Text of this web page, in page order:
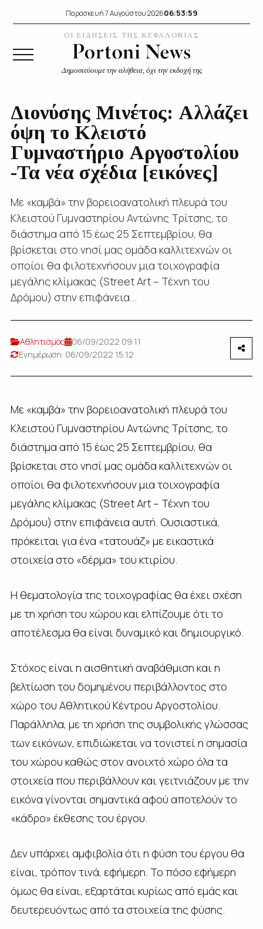
Παρασκευή 7 Αυγούστου 202606:54:00
ΟΙ ΕΙΔΗΣΕΙΣ ΤΗΣ ΚΕΦΑΛΟΝΙΑΣ
Δημοσιεύουμε την αλήθεια, όχι την εκδοχή της
Διονύσης Μινέτος: Αλλάζει
όψη το Κλειστό
Γυμναστήριο Αργοστολίου
-Τα νέα σχέδια [εικόνες]
Με «καμβά» την βορειοανατολική πλευρά του
Κλειστού Γυμναστηρίου Αντώνης Τρίτσης, το
διάστημα από 15 έως 25 Σεπτεμβρίου, θα
βρίσκεται στο νησί μας ομάδα καλλιτεχνών οι
οποίοι θα φιλοτεχνήσουν μια τοιχογραφία
μεγάλης κλίμακας (Street Art – Τέχνη του
Δρόμου) στην επιφάνεια...
Αθλητισμός
06/09/2022 09:11
Ενημέρωση: 06/09/2022 15:12
Με «καμβά» την βορειοανατολική πλευρά του
Κλειστού Γυμναστηρίου Αντώνης Τρίτσης, το
διάστημα από 15 έως 25 Σεπτεμβρίου, θα
βρίσκεται στο νησί μας ομάδα καλλιτεχνών οι
οποίοι θα φιλοτεχνήσουν μια τοιχογραφία
μεγάλης κλίμακας (Street Art – Τέχνη του
Δρόμου) στην επιφάνεια αυτή. Ουσιαστικά,
πρόκειται για ένα «τατουάζ» με εικαστικά
στοιχεία στο «δέρμα» του κτιρίου.
Η θεματολογία της τοιχογραφίας θα έχει σχέση
με τη χρήση του χώρου και ελπίζουμε ότι το
αποτέλεσμα θα είναι δυναμικό και δημιουργικό.
Στόχος είναι η αισθητική αναβάθμιση και η
βελτίωση του δομημένου περιβάλλοντος στο
χώρο του Αθλητικού Κέντρου Αργοστολίου.
Παράλληλα, με τη χρήση της συμβολικής γλώσσας
των εικόνων, επιδιώκεται να τονιστεί η σημασία
του χώρου καθώς στον ανοιχτό χώρο όλα τα
στοιχεία που περιβάλλουν και γειτνιάζουν με την
εικόνα γίνονται σημαντικά αφού αποτελούν το
«κάδρο» έκθεσης του έργου.
Δεν υπάρχει αμφιβολία ότι η φύση του έργου θα
είναι, τρόπον τινά, εφήμερη. Το πόσο εφήμερη
όμως θα είναι, εξαρτάται κυρίως από εμάς και
δευτερευόντως από τα στοιχεία της φύσης.